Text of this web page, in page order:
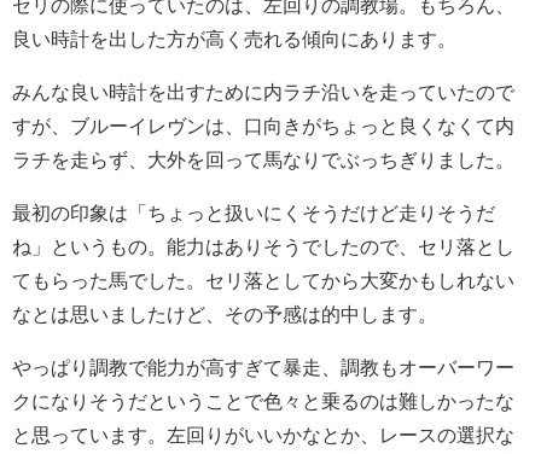
セリの際に使っていたのは、左回りの調教場。もちろん、
良い時計を出した方が高く売れる傾向にあります。
みんな良い時計を出すために内ラチ沿いを走っていたので
すが、ブルーイレヴンは、口向きがちょっと良くなくて内
ラチを走らず、大外を回って馬なりでぶっちぎりました。
最初の印象は「ちょっと扱いにくそうだけど走りそうだ
ね」というもの。能力はありそうでしたので、セリ落とし
てもらった馬でした。セリ落としてから大変かもしれない
なとは思いましたけど、その予感は的中します。
やっぱり調教で能力が高すぎて暴走、調教もオーバーワー
クになりそうだということで色々と乗るのは難しかったな
と思っています。左回りがいいかなとか、レースの選択な